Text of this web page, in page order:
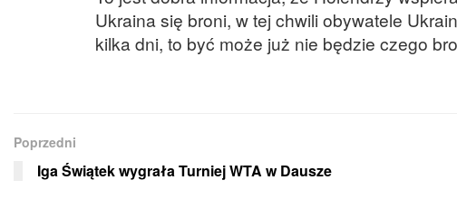
Ukraina się broni, w tej chwili obywatele
kilka dni, to być może już nie będzie czego
Poprzedni
Iga Świątek wygrała Turniej WTA w Dausze